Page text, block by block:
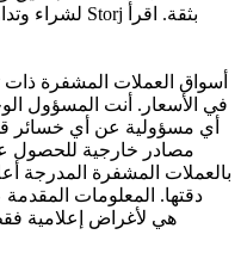
من Bitrue لشراء وتداول وإدارة Storj بثقة. اقرأ
أسواق العملات المشفرة ذات
في الأسعار. أنت المسؤول
مصادر خارجية للحصول
بالعملات المشفرة المدرجة
دقتها. المعلومات
هي لأغراض إعلامية